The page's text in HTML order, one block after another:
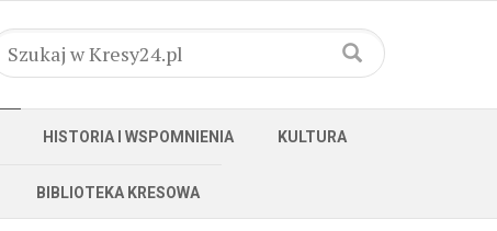
HISTORIA I WSPOMNIENIA KULTURA
BIBLIOTEKA KRESOWA